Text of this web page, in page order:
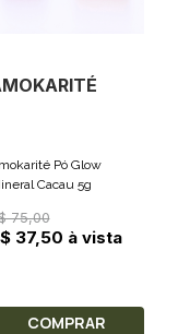
Pó Glow
Cacau 5g
75,00
37,50 à vista
COMPRAR